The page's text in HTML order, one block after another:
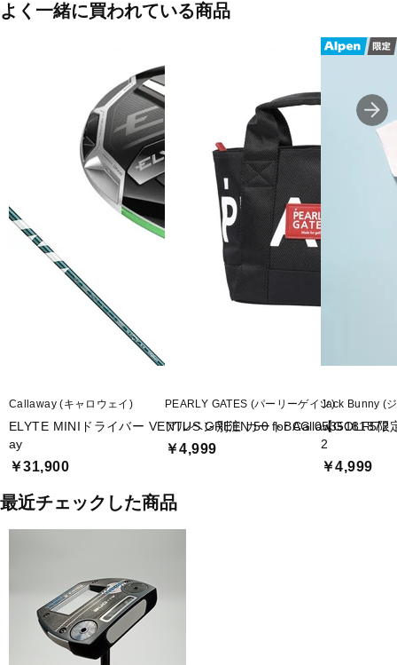
よく一緒に買われている商品
Callaway (キャロウェイ)
ELYTE MINIドライバー VENTUS GREEN 50 for Callaw
ay
￥31,900
PEARLY GATES (パーリーゲイツ)
アルペン別注 カートBAG 0535181872
￥4,999
Jack Bunny (
【GOLF5限
2
￥4,999
最近チェックした商品